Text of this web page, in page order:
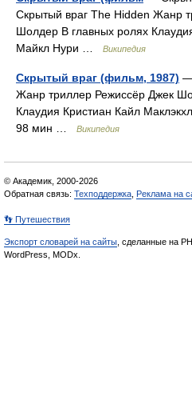
Скрытый враг The Hidden Жанр
Шолдер В главных ролях
Майкл Нури …
Википедия
Скрытый враг (фильм, 1987) —
Жанр триллер Режиссёр Джек
Клаудия Кристиан Кайл
98 мин …
Википедия
© Академик, 2000-2026
Обратная связь: Техподдержка Реклама на
👣 Путешествия
Экспорт словарей на сайты , сделанные на
WordPress, MODx.